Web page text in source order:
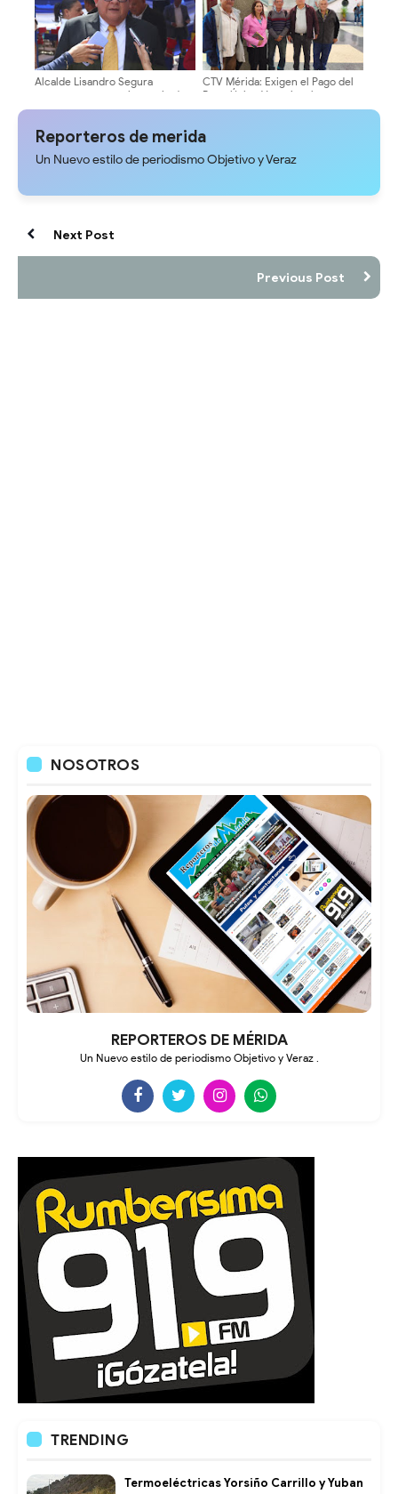
Alcalde Lisandro Segura
conmemora 134 aniversario de
la ciudad solo con acto solemne
CTV Mérida: Exigen el Pago del
Bono Único Vacacional para
Trabajadores de la Gobernación
Reporteros de merida
Un Nuevo estilo de periodismo Objetivo y Veraz
Next Post
Previous Post
NOSOTROS
REPORTEROS DE MÉRIDA
Un Nuevo estilo de periodismo Objetivo y Veraz .
TRENDING
Termoeléctricas Yorsiño Carrillo y Yuban